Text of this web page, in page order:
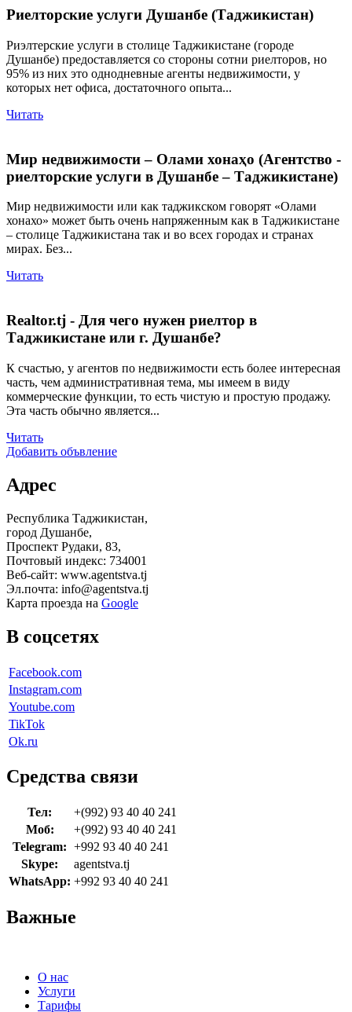
Риелторские услуги Душанбе (Таджикистан)
Риэлтерские услуги в столице Таджикистане (городе
Душанбе) предоставляется со стороны сотни риелторов, но
95% из них это однодневные агенты недвижимости, у
которых нет офиса, достаточного опыта...
Читать
Мир недвижимости – Олами хонаҳо (Агентство -
риелторские услуги в Душанбе – Таджикистане)
Мир недвижимости или как таджикском говорят «Олами
хонахо» может быть очень напряженным как в Таджикистане
– столице Таджикистана так и во всех городах и странах
мирах. Без...
Читать
Realtor.tj - Для чего нужен риелтор в
Таджикистане или г. Душанбе?
К счастью, у агентов по недвижимости есть более интересная
часть, чем административная тема, мы имеем в виду
коммерческие функции, то есть чистую и простую продажу.
Эта часть обычно является...
Читать
Добавить объвление
Адрес
Республика Таджикистан,
город Душанбе,
Проспект Рудаки, 83,
Почтовый индекс: 734001
Веб-сайт: www.agentstva.tj
Эл.почта: info@agentstva.tj
Карта проезда на Google
В соцсетях
Facebook.com
Instagram.com
Youtube.com
TikTok
Ok.ru
Средства связи
Тел:
+(992) 93 40 40 241
Моб:
+(992) 93 40 40 241
Telegram: +992 93 40 40 241
Skype:
agentstva.tj
WhatsApp: +992 93 40 40 241
Важные
О нас
Услуги
Тарифы